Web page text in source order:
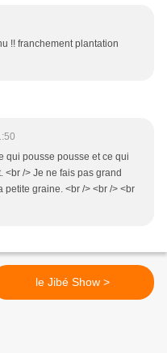
!! franchement plantation
qui pousse pousse et ce qui
<br /> Je ne fais pas grand
petite graine. <br /> <br /> <br
le Jibé Show >